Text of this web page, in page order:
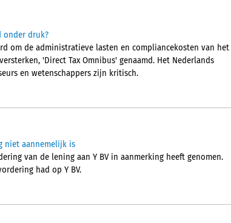
onder druk?
om de administratieve lasten en compliancekosten van het
'Direct Tax Omnibus' genaamd. Het Nederlands
en wetenschappers zijn kritisch.
niet aannemelijk is
van de lening aan Y BV in aanmerking heeft genomen.
had op Y BV.